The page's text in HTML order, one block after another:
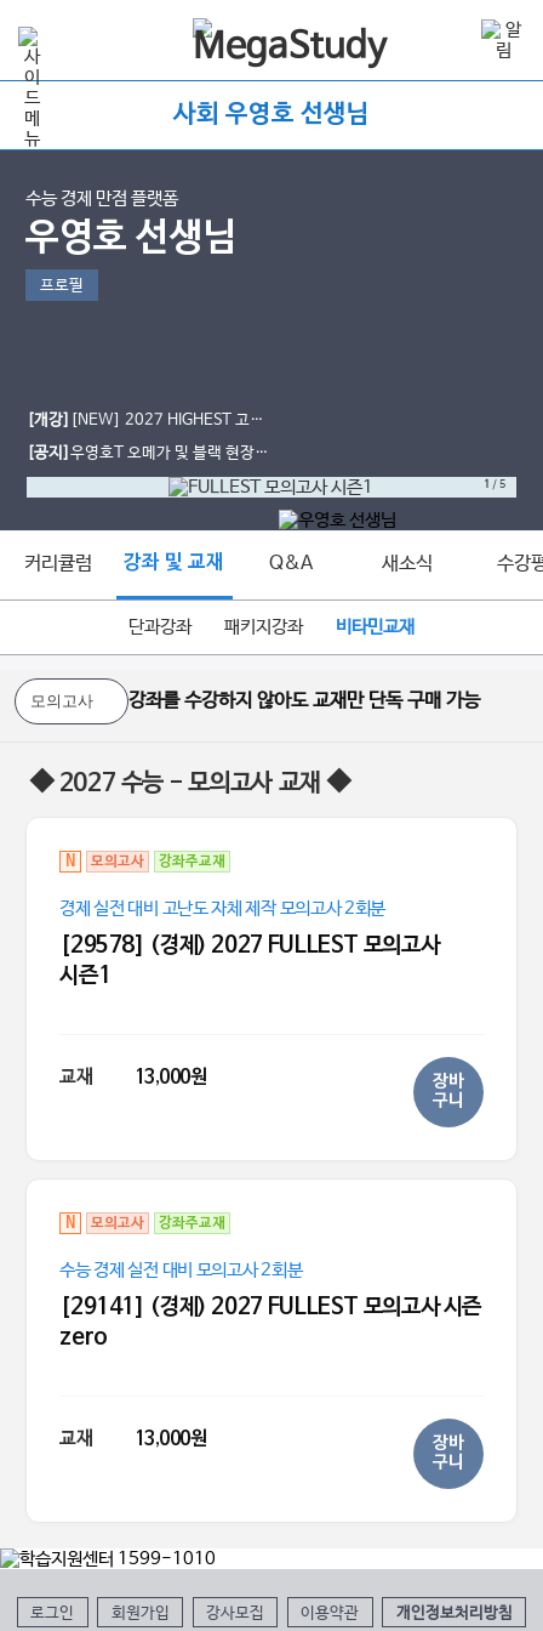
사회 우영호 선생님
수능 경제 만점 플랫폼
우영호 선생님
프로필
[개강] [NEW] 2027 HIGHEST 고난
도 문제 풀이 [인강]
[공지]우영호T 오메가 및 블랙 현장
사용 일정
1 /5
커리큘럼 강좌 및 교재 Q&A 새소식 수강
단과강좌 패키지강좌 비타민교재
강좌를 수강하지 않아도 교재만 단독 구매 가능
◆ 2027 수능 - 모의고사 교재 ◆
N 모의고사 강좌주교재
경제 실전 대비 고난도 자체 제작 모의고사 2회분
[29578] (경제) 2027 FULLEST 모의고사
시즌1
교재 13,000원
장바
구니
N 모의고사 강좌주교재
수능 경제 실전 대비 모의고사 2회분
[29141] (경제) 2027 FULLEST 모의고사 시즌
zero
교재 13,000원
장바
구니
로그인 회원가입 강사모집 이용약관 개인정보처리방침